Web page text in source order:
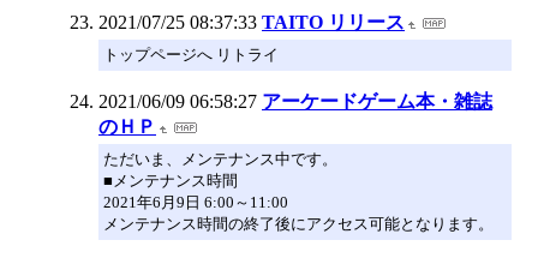
2021/07/25 08:37:33 TAITO リリース
トップページへ リトライ
2021/06/09 06:58:27 アーケードゲーム本・雑誌
のＨＰ
ただいま、メンテナンス中です。
■メンテナンス時間
2021年6月9日 6:00～11:00
メンテナンス時間の終了後にアクセス可能となります。